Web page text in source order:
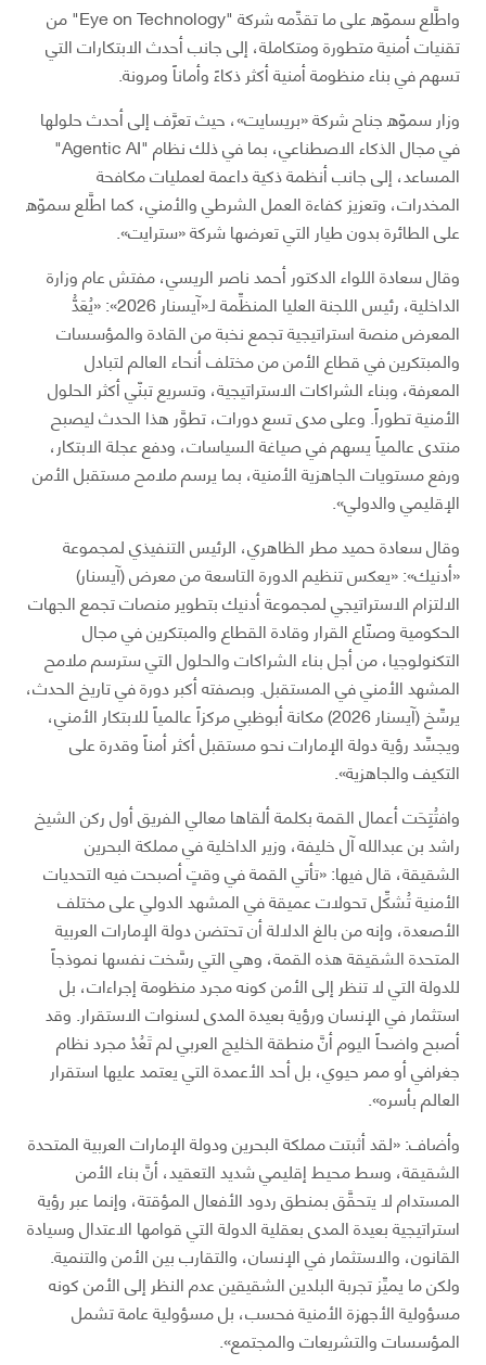
واطَّلع سموّه على ما تقدِّمه شركة "Eye on Technology" من
تقنيات أمنية متطورة ومتكاملة، إلى جانب أحدث الابتكارات التي
تسهم في بناء منظومة أمنية أكثر ذكاءً وأماناً ومرونة.
وزار سموّه جناح شركة «بريسايت»، حيث تعرَّف إلى أحدث حلولها
في مجال الذكاء الاصطناعي، بما في ذلك نظام "Agentic AI"
المساعد، إلى جانب أنظمة ذكية داعمة لعمليات مكافحة
المخدرات، وتعزيز كفاءة العمل الشرطي والأمني، كما اطَّلع سموّه
على الطائرة بدون طيار التي تعرضها شركة «سترايت».
وقال سعادة اللواء الدكتور أحمد ناصر الريسي، مفتش عام وزارة
الداخلية، رئيس اللجنة العليا المنظِّمة لـ«آيسنار 2026»: «يُعَدُّ
المعرض منصة استراتيجية تجمع نخبة من القادة والمؤسسات
والمبتكرين في قطاع الأمن من مختلف أنحاء العالم لتبادل
المعرفة، وبناء الشراكات الاستراتيجية، وتسريع تبنّي أكثر الحلول
الأمنية تطوراً. وعلى مدى تسع دورات، تطوَّر هذا الحدث ليصبح
منتدى عالمياً يسهم في صياغة السياسات، ودفع عجلة الابتكار،
ورفع مستويات الجاهزية الأمنية، بما يرسم ملامح مستقبل الأمن
الإقليمي والدولي».
وقال سعادة حميد مطر الظاهري، الرئيس التنفيذي لمجموعة
«أدنيك»: «يعكس تنظيم الدورة التاسعة من معرض (آيسنار)
الالتزام الاستراتيجي لمجموعة أدنيك بتطوير منصات تجمع الجهات
الحكومية وصنّاع القرار وقادة القطاع والمبتكرين في مجال
التكنولوجيا، من أجل بناء الشراكات والحلول التي سترسم ملامح
المشهد الأمني في المستقبل. وبصفته أكبر دورة في تاريخ الحدث،
يرسِّخ (آيسنار 2026) مكانة أبوظبي مركزاً عالمياً للابتكار الأمني،
ويجسِّد رؤية دولة الإمارات نحو مستقبل أكثر أمناً وقدرة على
التكيف والجاهزية».
وافتُتِحَت أعمال القمة بكلمة ألقاها معالي الفريق أول ركن الشيخ
راشد بن عبدالله آل خليفة، وزير الداخلية في مملكة البحرين
الشقيقة، قال فيها: «تأتي القمة في وقتٍ أصبحت فيه التحديات
الأمنية تُشكِّل تحولات عميقة في المشهد الدولي على مختلف
الأصعدة، وإنه من بالغ الدلالة أن تحتضن دولة الإمارات العربية
المتحدة الشقيقة هذه القمة، وهي التي رسَّخت نفسها نموذجاً
للدولة التي لا تنظر إلى الأمن كونه مجرد منظومة إجراءات، بل
استثمار في الإنسان ورؤية بعيدة المدى لسنوات الاستقرار. وقد
أصبح واضحاً اليوم أنَّ منطقة الخليج العربي لم تَعُدْ مجرد نظام
جغرافي أو ممر حيوي، بل أحد الأعمدة التي يعتمد عليها استقرار
العالم بأسره».
وأضاف: «لقد أثبتت مملكة البحرين ودولة الإمارات العربية المتحدة
الشقيقة، وسط محيط إقليمي شديد التعقيد، أنَّ بناء الأمن
المستدام لا يتحقَّق بمنطق ردود الأفعال المؤقتة، وإنما عبر رؤية
استراتيجية بعيدة المدى بعقلية الدولة التي قوامها الاعتدال وسيادة
القانون، والاستثمار في الإنسان، والتقارب بين الأمن والتنمية.
ولكن ما يميِّز تجربة البلدين الشقيقين عدم النظر إلى الأمن كونه
مسؤولية الأجهزة الأمنية فحسب، بل مسؤولية عامة تشمل
المؤسسات والتشريعات والمجتمع».